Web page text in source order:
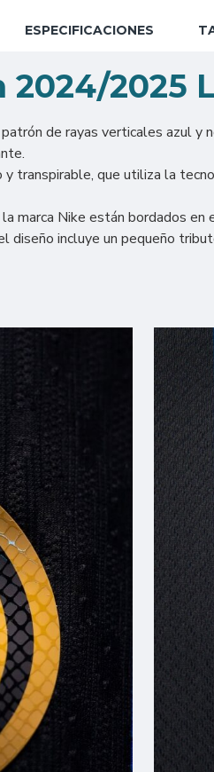
ESPECIFICACIONES
2025
de rayas verticales azul y
y transpirable, que utiliza la
marca Nike están bordados en
incluye un pequeño